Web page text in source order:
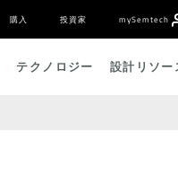
購入 投資家 mySemtech
テクノロジー 設計リソー